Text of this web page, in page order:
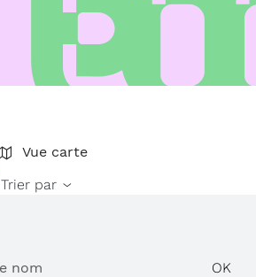
Vue carte
Trier par